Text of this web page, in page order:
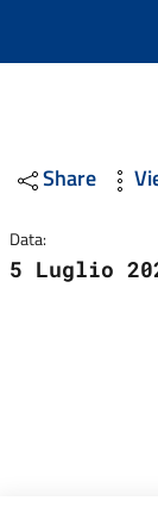
Share
Data:
5 Luglio